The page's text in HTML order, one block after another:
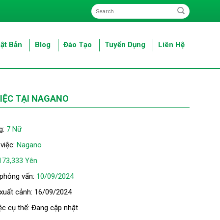
Bản Blog Đào Tạo Tuyển Dụng Liên Hệ
TẠI NAGANO
7 Nữ
Nagano
Yên
vấn: 10/09/2024
cảnh: 16/09/2024
cụ thể: Đang cập nhật